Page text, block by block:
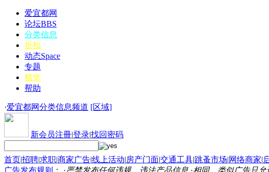
爱宜都网
论坛BBS
分类信息
折扣
动态Space
专题
精华
帮助
·爱宜都网分类信息频道 [区域]
新会员注冊|登录|找回密码
首页|招聘|求职|商家广告|线上活动|房产门面|交通工具|跳蚤市场|网络商家|
广告发布规则
： ·严禁发布任何违规、违法产品信息 ·相同、类似广告只允